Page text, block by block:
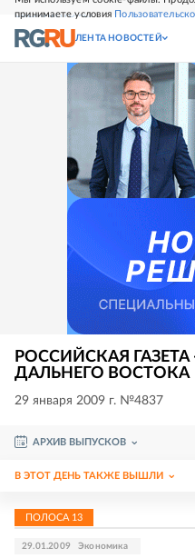
принимаете условия
СВЕЖИЙ НОМЕР
ЛЕНТА НОВОСТЕЙ
РОССИЙСКАЯ
ДАЛЬНЕГО ВОСТОКА
29 января 2009 г. №4837
АРХИВ ВЫПУСКОВ
В ЭТОТ ДЕНЬ ТАКЖЕ ВЫШЛИ
ПОЛОСА 13
29.01.2009 Экономика